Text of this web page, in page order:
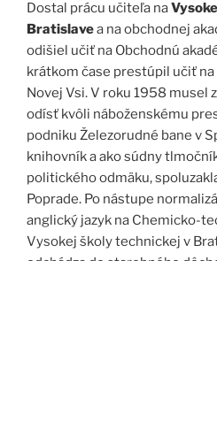
Dostal prácu učiteľa na
Bratislavea na obchodnej
odišiel učiť na Obchodnú
krátkom čase prestúpil učiť
Novej Vsi. V roku 1958 musel
odísť kvôli náboženskému
podniku Železorudné bane v
knihovník a ako súdny
politického odmäku,
Poprade. Po nástupe
anglický jazyk na Chemicko-
Vysokej školy technickej v
odchádza do starobného